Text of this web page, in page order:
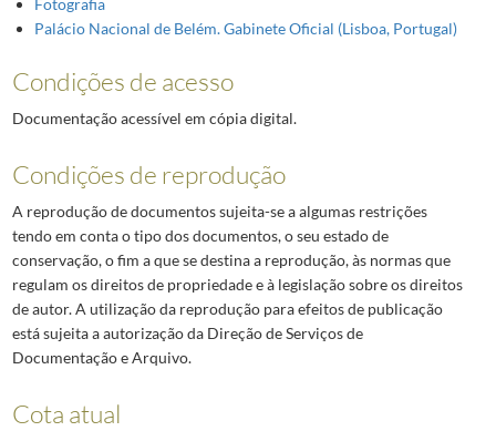
Palácio Nacional de Belém. Gabinete Oficial (Lisboa, Portugal)
Condições de acesso
Documentação acessível em cópia digital.
Condições de reprodução
A reprodução de documentos sujeita-se a algumas restrições
tendo em conta o tipo dos documentos, o seu estado de
conservação, o fim a que se destina a reprodução, às normas que
regulam os direitos de propriedade e à legislação sobre os direitos
de autor. A utilização da reprodução para efeitos de publicação
está sujeita a autorização da Direção de Serviços de
Documentação e Arquivo.
Cota atual